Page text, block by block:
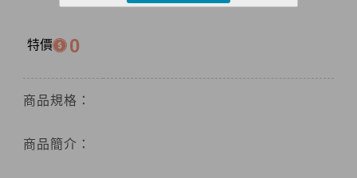
特價 0
商品規格：
商品簡介：